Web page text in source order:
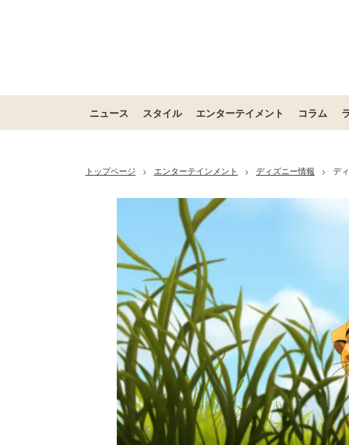
ニュース スタイル エンターテイメント コラム
トップページ > エンターテインメント > ディズニー情報 > デ